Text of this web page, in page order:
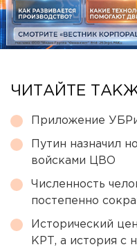
ЧИТАЙТЕ
Приложение
Путин назначил
войсками ЦВО
Численность
постепенно
Исторический
КРТ, а история с